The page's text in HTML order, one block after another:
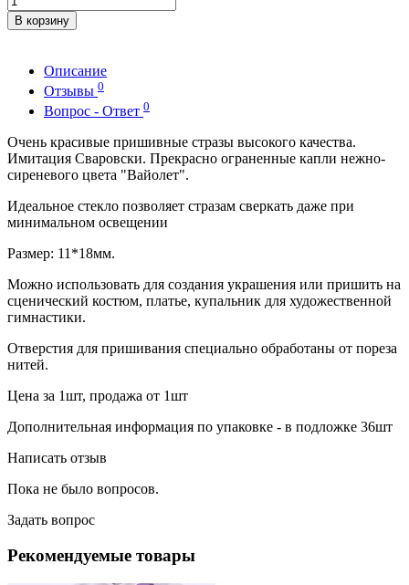
В корзину
Описание
Отзывы 0
Вопрос - Ответ 0
Очень красивые пришивные стразы высокого качества.
Имитация Сваровски. Прекрасно ограненные капли нежно-
сиреневого цвета "Вайолет".
Идеальное стекло позволяет стразам сверкать даже при
минимальном освещении
Размер: 11*18мм.
Можно использовать для создания украшения или пришить на
сценический костюм, платье, купальник для художественной
гимнастики.
Отверстия для пришивания специально обработаны от пореза
нитей.
Цена за 1шт, продажа от 1шт
Дополнительная информация по упаковке - в подложке 36шт
Написать отзыв
Пока не было вопросов.
Задать вопрос
Рекомендуемые товары